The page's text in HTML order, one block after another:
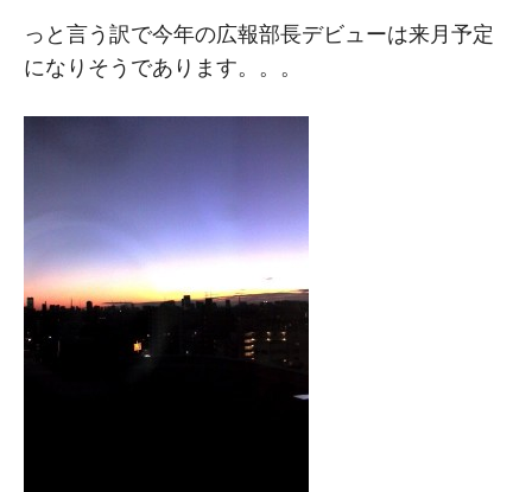
っと言う訳で今年の広報部長デビューは来月予定
になりそうであります。。。